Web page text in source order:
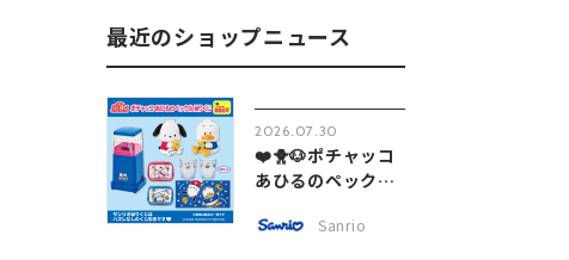
最近のショップニュース
2026.07.30
❤️🐥🐶ポチャッコ
あひるのペック
Sanrio